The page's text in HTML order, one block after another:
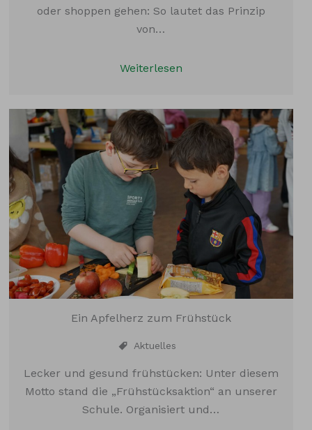
oder shoppen gehen: So lautet das Prinzip
von…
Weiterlesen
Ein Apfelherz zum Frühstück
Aktuelles
Lecker und gesund frühstücken: Unter diesem
Motto stand die „Frühstücksaktion“ an unserer
Schule. Organisiert und…